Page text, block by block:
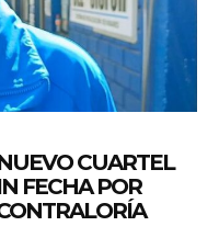
CUARTEL
FECHA POR